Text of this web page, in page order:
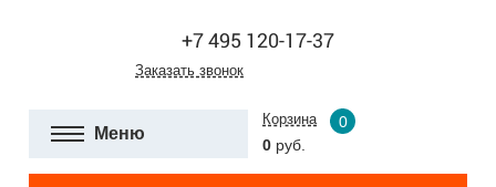
+7 495 120-17-37
Заказать звонок
Меню
Корзина
0
0 руб.